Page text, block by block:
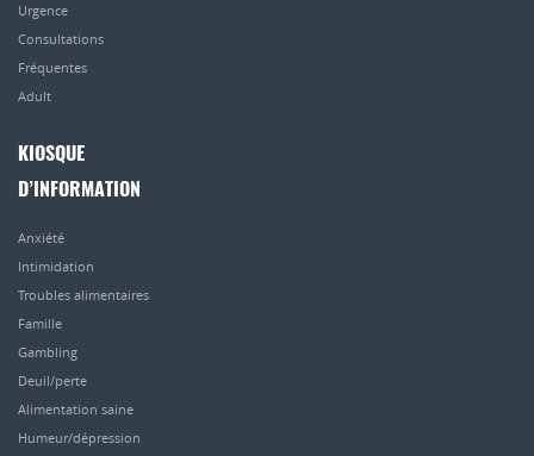
Urgence
Consultations
Fréquentes
Adult
KIOSQUE
D’INFORMATION
Anxiété
Intimidation
Troubles alimentaires
Famille
Gambling
Deuil/perte
Alimentation saine
Humeur/dépression